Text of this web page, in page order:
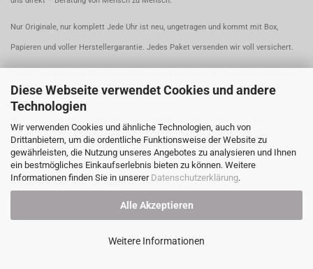
Diese Webseite verwendet Cookies und andere
Technologien
Wir verwenden Cookies und ähnliche Technologien, auch von
Drittanbietern, um die ordentliche Funktionsweise der Website zu
gewährleisten, die Nutzung unseres Angebotes zu analysieren und Ihnen
ein bestmögliches Einkaufserlebnis bieten zu können. Weitere
Informationen finden Sie in unserer Datenschutzerklärung.
Alle Akzeptieren
Weitere Informationen
Nur Originale, nur komplett Jede Uhr ist neu, ungetragen und kommt mit Box,
Papieren und voller Herstellergarantie. Jedes Paket versenden wir voll versichert.
sichere Zahlungen und zertifizierten Datenschutz.
Luxusuhren stehen wir für Kompetenz, Sicherheit und Qualität. Seit 1981.